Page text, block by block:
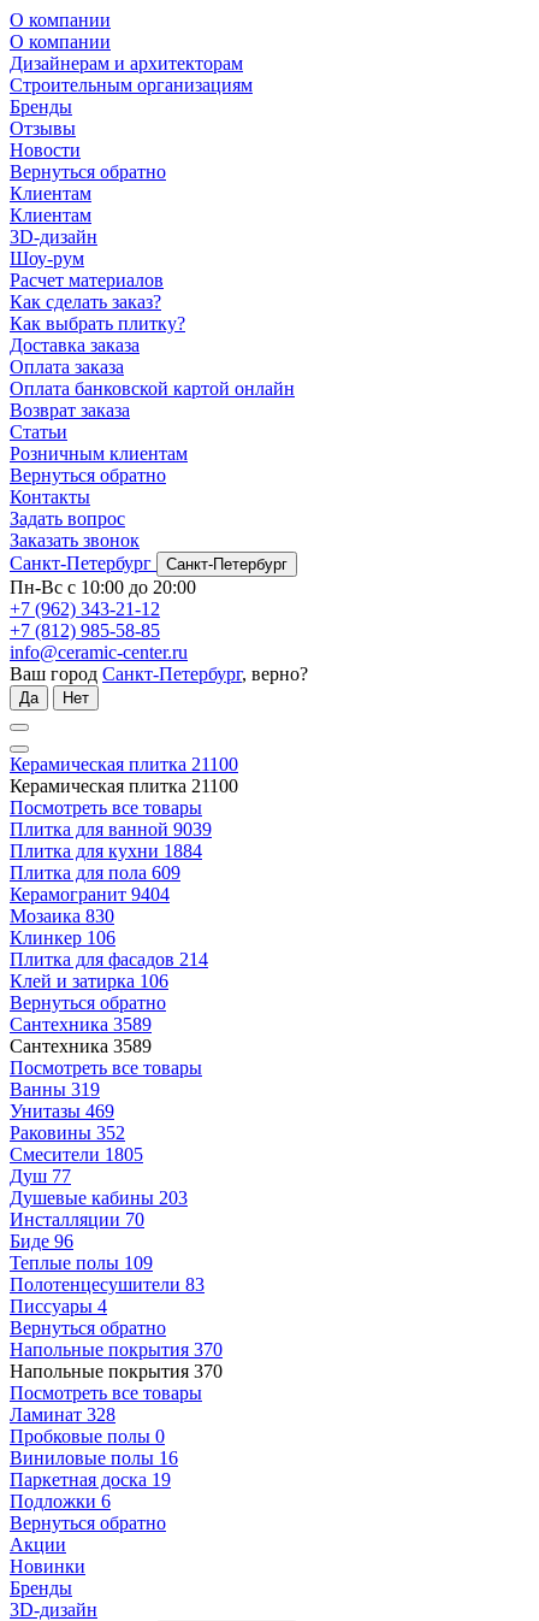
О компании
О компании
Дизайнерам и архитекторам
Строительным организациям
Бренды
Отзывы
Новости
Вернуться обратно
Клиентам
Клиентам
3D-дизайн
Шоу-рум
Расчет материалов
Как сделать заказ?
Как выбрать плитку?
Доставка заказа
Оплата заказа
Оплата банковской картой онлайн
Возврат заказа
Статьи
Розничным клиентам
Вернуться обратно
Контакты
Задать вопрос
Заказать звонок
Санкт-Петербург
Санкт-Петербург
Пн-Вс с 10:00 до 20:00
+7 (962) 343-21-12
+7 (812) 985-58-85
info@ceramic-center.ru
Ваш город Санкт-Петербург, верно?
Да Нет
Керамическая плитка 21100
Керамическая плитка 21100
Посмотреть все товары
Плитка для ванной 9039
Плитка для кухни 1884
Плитка для пола 609
Керамогранит 9404
Мозаика 830
Клинкер 106
Плитка для фасадов 214
Клей и затирка 106
Вернуться обратно
Сантехника 3589
Сантехника 3589
Посмотреть все товары
Ванны 319
Унитазы 469
Раковины 352
Смесители 1805
Душ 77
Душевые кабины 203
Инсталляции 70
Биде 96
Теплые полы 109
Полотенцесушители 83
Писсуары 4
Вернуться обратно
Напольные покрытия 370
Напольные покрытия 370
Посмотреть все товары
Ламинат 328
Пробковые полы 0
Виниловые полы 16
Паркетная доска 19
Подложки 6
Вернуться обратно
Акции
Новинки
Бренды
3D-дизайн